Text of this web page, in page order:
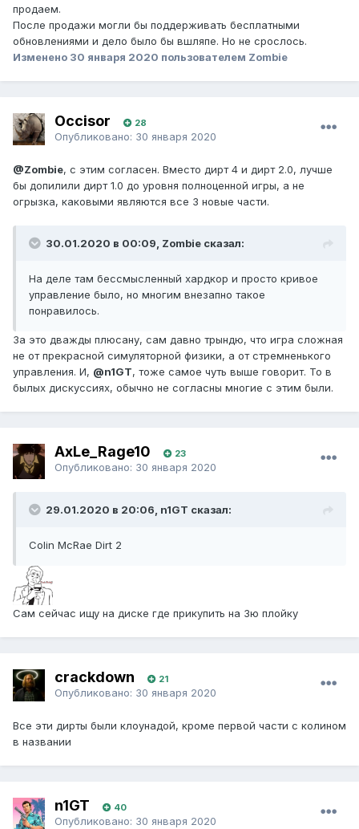
продаем.
После продажи могли бы поддерживать бесплатными
обновлениями и дело было бы вшляпе. Но не срослось.
Изменено 30 января 2020 пользователем Zombie
Occisor 28
Опубликовано: 30 января 2020
@Zombie, с этим согласен. Вместо дирт 4 и дирт 2.0, лучше
бы допилили дирт 1.0 до уровня полноценной игры, а не
огрызка, каковыми являются все 3 новые части.
30.01.2020 в 00:09, Zombie сказал:
На деле там бессмысленный хардкор и просто кривое
управление было, но многим внезапно такое
понравилось.
За это дважды плюсану, сам давно трындю, что игра сложная
не от прекрасной симуляторной физики, а от стремненького
управления. И, @n1GT, тоже самое чуть выше говорит. То в
былых дискуссиях, обычно не согласны многие с этим были.
AxLe_Rage10 23
Опубликовано: 30 января 2020
29.01.2020 в 20:06, n1GT сказал:
Colin McRae Dirt 2
Сам сейчас ищу на диске где прикупить на 3ю плойку
crackdown 21
Опубликовано: 30 января 2020
Все эти дирты были клоунадой, кроме первой части с колином
в названии
n1GT 40
Опубликовано: 30 января 2020